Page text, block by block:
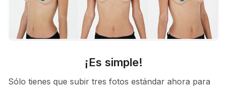
¡Es simple!
Sólo tienes que subir tres fotos estándar ahora para